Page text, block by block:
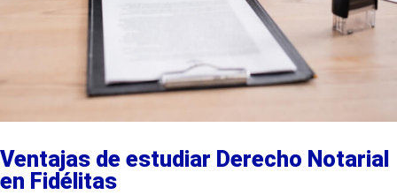
Ventajas de estudiar Derecho Notarial
en Fidélitas